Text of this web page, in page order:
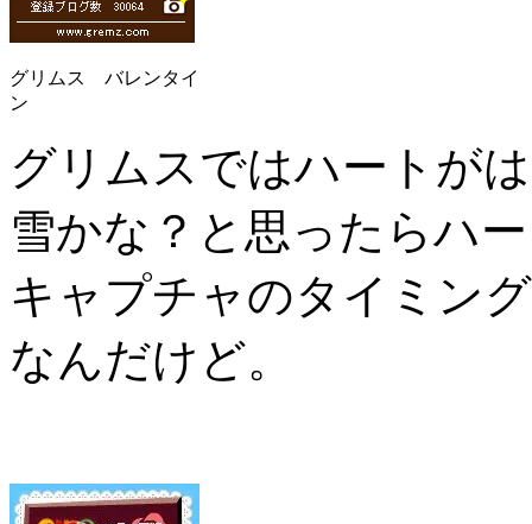
グリムス バレンタイ
ン
グリムスではハートが
雪かな？と思ったらハ
キャプチャのタイミン
なんだけど。